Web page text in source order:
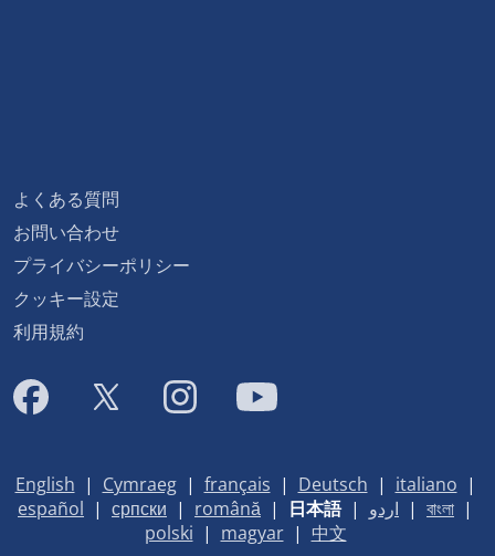
よくある質問
お問い合わせ
プライバシーポリシー
クッキー設定
利用規約
English | Cymraeg| français | Deutsch | italiano |
español | српски | română | 日本語| اردو | বাংলা |
polski | magyar| 中文